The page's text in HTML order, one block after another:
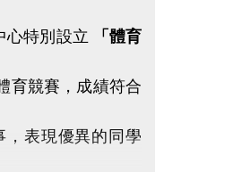
心特別設立 「體育
育競賽，成績符合
，表現優異的同學